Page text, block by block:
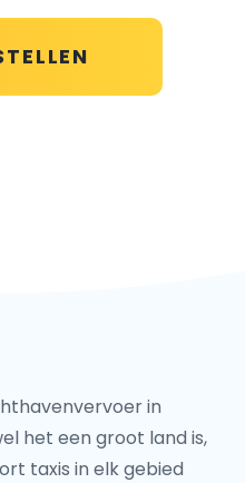
in
het een groot land is,
taxis in elk gebied